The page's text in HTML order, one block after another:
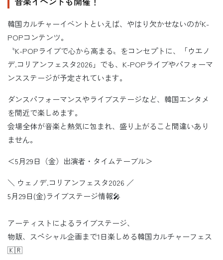
韓国カルチャーイベントといえば、やはり欠かせないのがK-
POPコンテンツ。
〝K-POPライブで心から高まる〟をコンセプトに、「ウエノ
デ.コリアンフェスタ2026」でも、K-POPライブやパフォーマ
ンスステージが予定されています。
ダンスパフォーマンスやライブステージなど、韓国エンタメ
を間近で楽しめます。
会場全体が音楽と熱気に包まれ、盛り上がること間違いあり
ません。
＜5月29日（金）出演者・タイムテーブル＞
＼ ウェノデ.コリアンフェスタ2026 ／
5月29日(金)ライブステージ情報🎤
アーティストによるライブステージ、
物販、スペシャル企画まで1日楽しめる韓国カルチャーフェス
🇰🇷